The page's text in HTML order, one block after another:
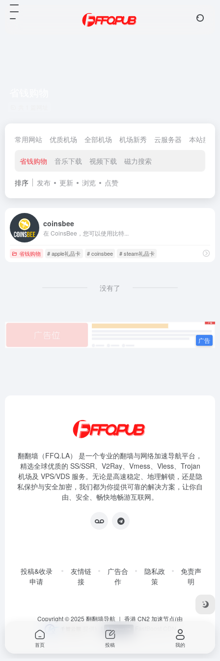
常用网站 优质机场 全部机场 机场新秀 云服务器 本站服务
省钱购物 音乐下载 视频下载 磁力搜索
排序 发布 更新 浏览 点赞
coinsbee
在 CoinsBee，您可以使用比特...
省钱购物 # apple礼品卡 # coinsbee # steam礼品卡
没有了
翻翻墙（FFQ.LA） 是一个专业的翻墙与网络加速导航平台，
精选全球优质的 SS/SSR、V2Ray、Vmess、Vless、Trojan
机场及 VPS/VDS 服务。无论是高速稳定、地理解锁，还是隐
私保护与安全加密，我们都为你提供可靠的解决方案，让你自
由、安全、畅快地畅游互联网。
投稿&收录
申请
友情链
接
广告合
作
隐私政
策
免责声
明
Copyright © 2025 翻翻墙导航 ｜ 香港 CN2 加速节点(由
首页 投稿 我的